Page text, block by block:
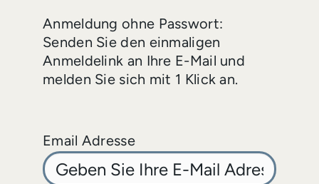
Anmeldung ohne Passwort:
Senden Sie den einmaligen
Anmeldelink an Ihre E-Mail und
melden Sie sich mit 1 Klick an.
Email Adresse